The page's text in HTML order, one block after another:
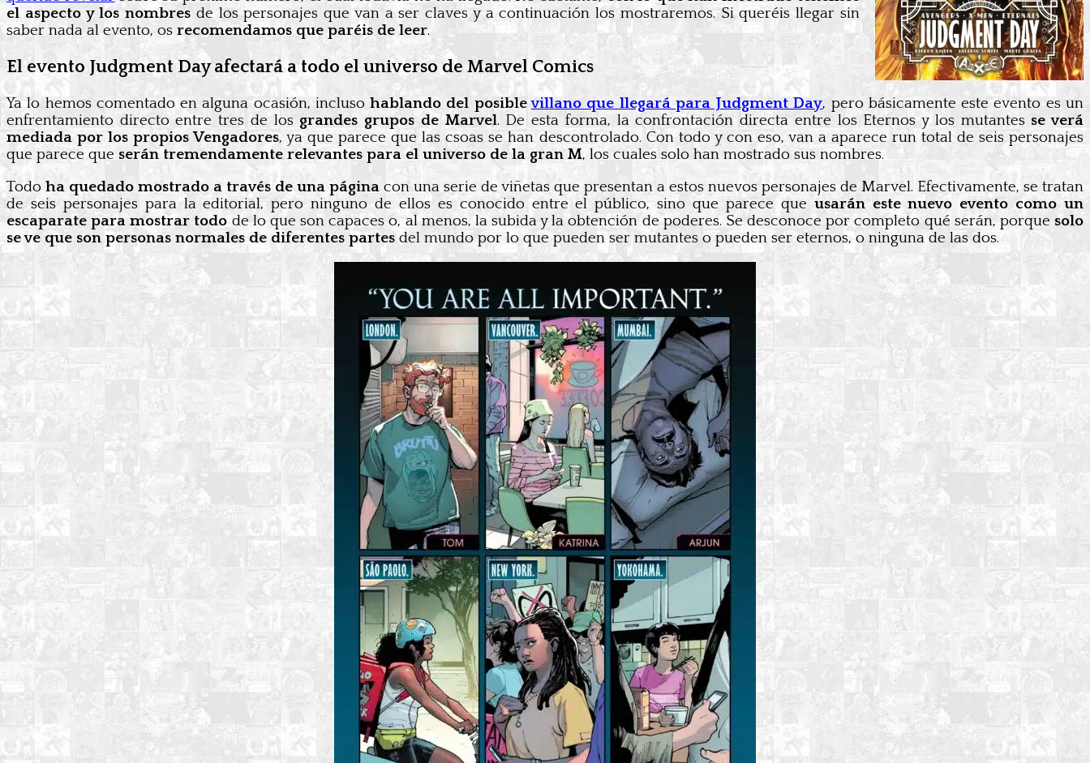
el aspecto y los nombres de los personajes que van a ser claves y a continuación los mostraremos. Si queréis llegar sin
saber nada al evento, os recomendamos que paréis de leer.
El evento Judgment Day afectará a todo el universo de Marvel Comics
Ya lo hemos comentado en alguna ocasión, inclusohablando del posiblevillano que llegará para Judgment Day, pero básicamente este evento es un
enfrentamiento directo entre tres de los grandes grupos de Marvel. De esta forma, la confrontación directa entre los Eternos y los mutantes se verá
mediada por los propios Vengadores, ya que parece que las csoas se han descontrolado. Con todo y con eso, van a aparece run total de seis personajes
que parece que serán tremendamente relevantes para el universo de la gran M, los cuales solo han mostrado sus nombres.
Todo ha quedado mostrado a través de una página con una serie de viñetas que presentan a estos nuevos personajes de Marvel. Efectivamente, se tratan
de seis personajes para la editorial, pero ninguno de ellos es conocido entre el público, sino que parece que usarán este nuevo evento como un
escaparate para mostrar todo de lo que son capaces o, al menos, la subida y la obtención de poderes. Se desconoce por completo qué serán, porque solo
se ve que son personas normales de diferentes partes del mundo por lo que pueden ser mutantes o pueden ser eternos, o ninguna de las dos.